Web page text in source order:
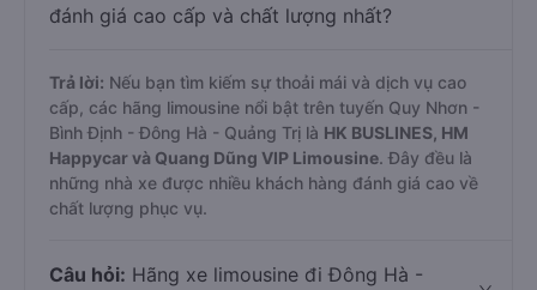
đánh giá cao cấp và chất lượng nhất?
Trả lời: Nếu bạn tìm kiếm sự thoải mái và dịch vụ cao
cấp, các hãng limousine nổi bật trên tuyến Quy Nhơn -
Bình Định - Đông Hà - Quảng Trị là HK BUSLINES, HM
Happycar và Quang Dũng VIP Limousine. Đây đều là
những nhà xe được nhiều khách hàng đánh giá cao về
chất lượng phục vụ.
Câu hỏi: Hãng xe limousine đi Đông Hà -